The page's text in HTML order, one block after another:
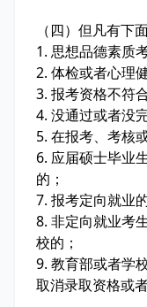
（四）但凡有下
1. 思想品德素质
2. 体检或者心理
3. 报考资格不符
4. 没通过或者没
5. 在报考、考核
6. 应届硕士毕业
的；
7. 报考定向就业
8. 非定向就业考
校的；
9. 教育部或者学
取消录取资格或